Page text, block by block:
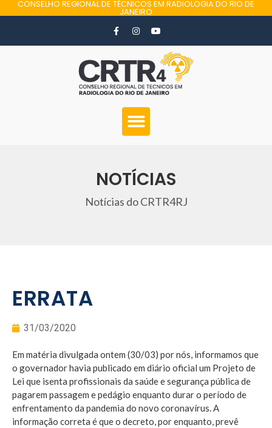
CONSELHO REGIONAL DE TÉCNICOS EM RADIOLOGIA DO RIO DE
JANEIRO
NOTÍCIAS
Notícias do CRTR4RJ
ERRATA
31/03/2020
Em matéria divulgada ontem (30/03) por nós, informamos que
o governador havia publicado em diário oficial um Projeto de
Lei que isenta profissionais da saúde e segurança pública de
pagarem passagem e pedágio enquanto durar o período de
enfrentamento da pandemia do novo coronavírus. A
informação correta é que o decreto, por enquanto, prevê